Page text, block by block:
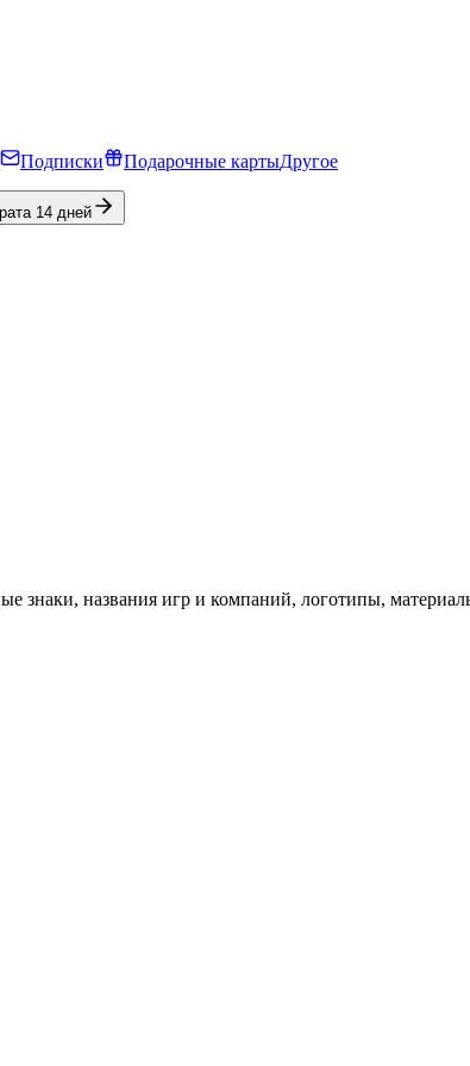
Подписки Подарочные картыДругое
14 дней
знаки, названия игр и компаний, логотипы,